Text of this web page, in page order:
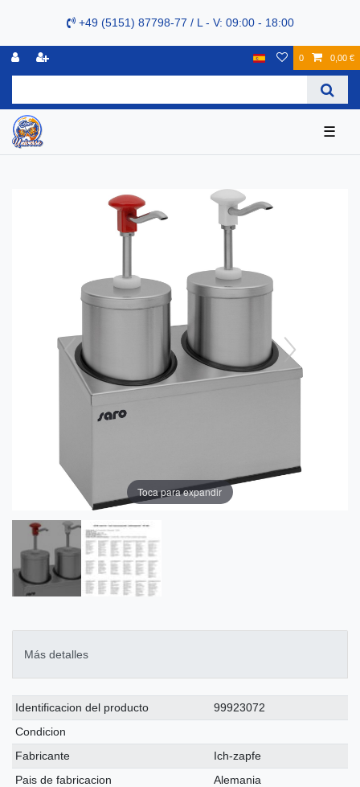
+49 (5151) 87798-77 / L - V: 09:00 - 18:00
0 0,00 €
☰
Toca para expandir
Más detalles
Ceres::Template.singleItemTechnicalDataAttribute
Ceres::Template.singleItemTechnicalDataValue
Identificacion del producto
99923072
Condicion
Fabricante
Ich-zapfe
Pais de fabricacion
Alemania